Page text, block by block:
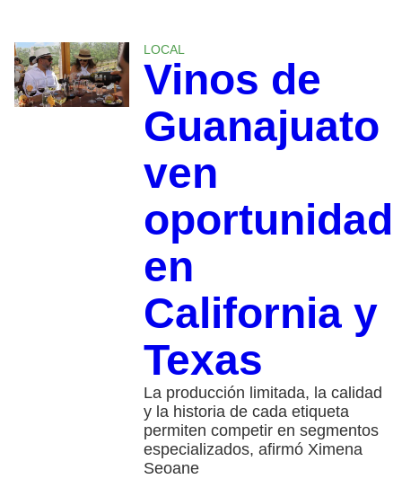
LOCAL
Vinos de
Guanajuato
ven
oportunidad
en
California y
Texas
La producción limitada, la calidad
y la historia de cada etiqueta
permiten competir en segmentos
especializados, afirmó Ximena
Seoane